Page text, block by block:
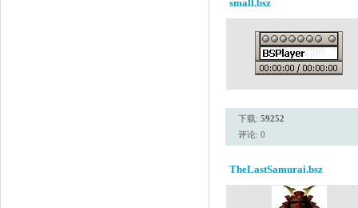
small.bsz
下载: 59252
评论: 0
TheLastSamurai.bsz